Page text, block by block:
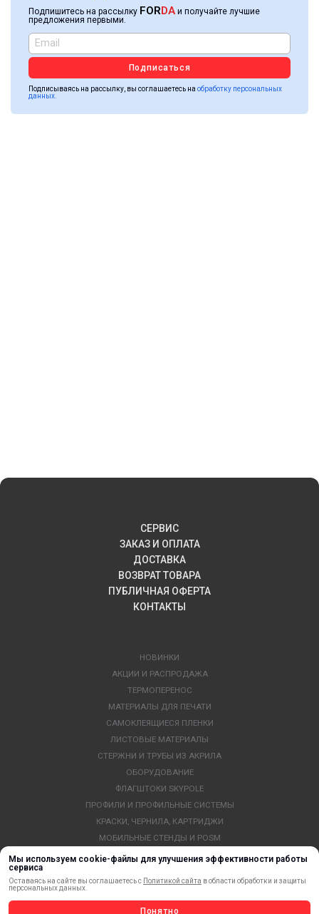
Мы используем cookie-файлы для улучшения эффективности работы
сервиса
Оставаясь на сайте вы соглашаетесь с Политикой сайта в области обработки и защиты
персональных данных.
Понятно
Подпишитесь на рассылку FORDA и получайте лучшие
предложения первыми.
Подписаться
Подписываясь на рассылку, вы соглашаетесь на обработку персональных
данных.
СЕРВИС
ЗАКАЗ И ОПЛАТА
ДОСТАВКА
ВОЗВРАТ ТОВАРА
ПУБЛИЧНАЯ ОФЕРТА
КОНТАКТЫ
НОВИНКИ
АКЦИИ И РАСПРОДАЖА
ТЕРМОПЕРЕНОС
МАТЕРИАЛЫ ДЛЯ ПЕЧАТИ
САМОКЛЕЯЩИЕСЯ ПЛЕНКИ
ЛИСТОВЫЕ МАТЕРИАЛЫ
СТЕРЖНИ И ТРУБЫ ИЗ АКРИЛА
ОБОРУДОВАНИЕ
ФЛАГШТОКИ SKYPOLE
ПРОФИЛИ И ПРОФИЛЬНЫЕ СИСТЕМЫ
КРАСКИ, ЧЕРНИЛА, КАРТРИДЖИ
МОБИЛЬНЫЕ СТЕНДЫ И POSM
УСЛУГИ И СЕРВИС
СВЕТОТЕХНИКА
КЛЕЕВЫЕ ТЕХНОЛОГИИ